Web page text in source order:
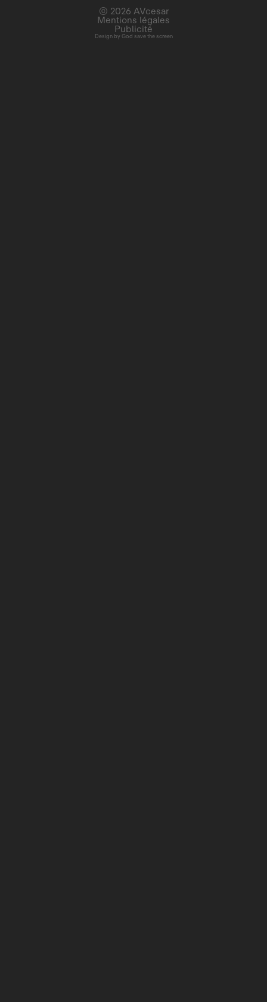
Design by God save the screen
© 2026 AVcesar
Mentions légales
Publicité